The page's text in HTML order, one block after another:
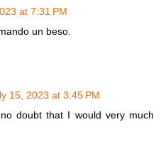
at 7:31 PM
un beso.
15, 2023 at 3:45 PM
doubt that I would very much